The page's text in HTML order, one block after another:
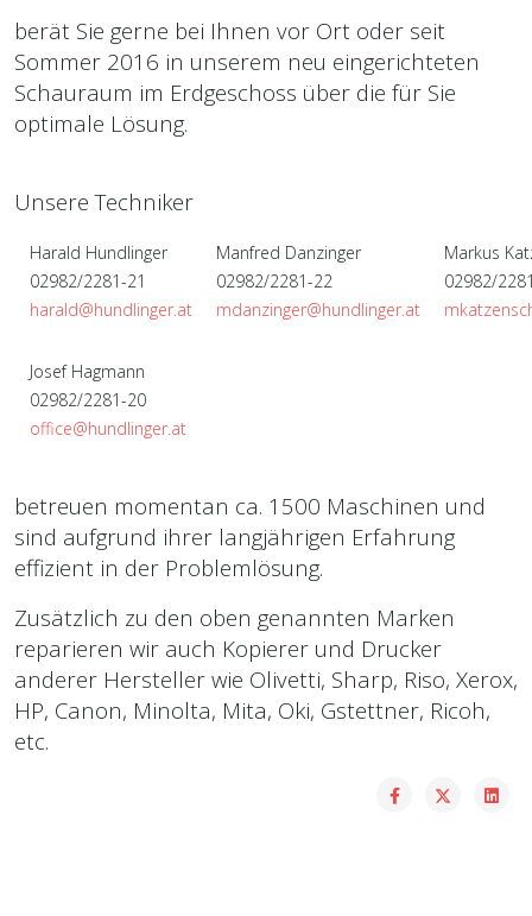
berät Sie gerne bei Ihnen vor Ort oder seit
Sommer 2016 in unserem neu eingerichteten
Schauraum im Erdgeschoss über die für Sie
optimale Lösung.
Unsere Techniker
Harald Hundlinger
02982/2281-21
harald@hundlinger.at
Manfred Danzinger
02982/2281-22
mdanzinger@hundlinger.at
Markus
02982/
Josef Hagmann
02982/2281-20
office@hundlinger.at
betreuen momentan ca. 1500 Maschinen und
sind aufgrund ihrer langjährigen Erfahrung
effizient in der Problemlösung.
Zusätzlich zu den oben genannten Marken
reparieren wir auch Kopierer und Drucker
anderer Hersteller wie Olivetti, Sharp, Riso, Xerox,
HP, Canon, Minolta, Mita, Oki, Gstettner, Ricoh,
etc.